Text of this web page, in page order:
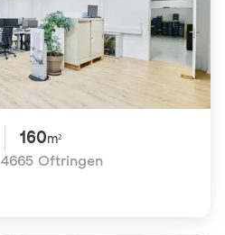
160m²
4665 Oftringen